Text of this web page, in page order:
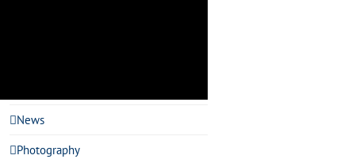
News
Photography